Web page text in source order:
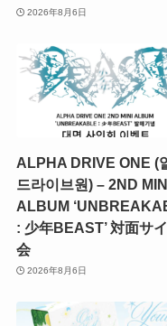
2026年8月6日
ALPHA DRIVE ONE (
드라이브원) – 2ND
ALBUM
: 少年BEAST’ 対面サ
会
2026年8月6日